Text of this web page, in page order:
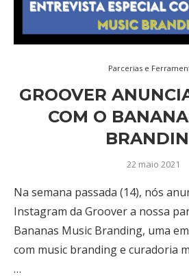
Parcerias e
GROOVER
COM O
22 maio 2021
Na semana passada (14), nós
Instagram da Groover a nossa
Bananas Music Branding, uma
com music branding e curadoria
…